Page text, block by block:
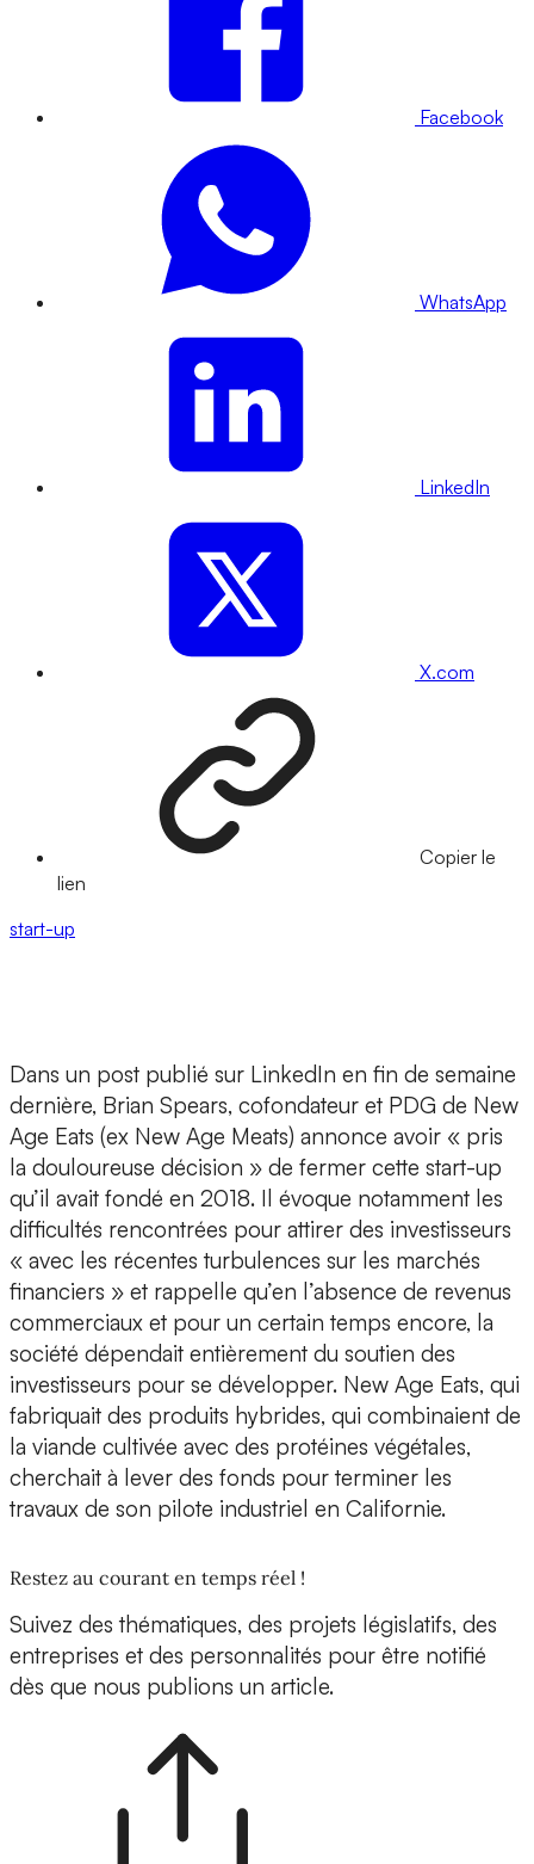
Facebook
WhatsApp
LinkedIn
X.com
Copier le
lien
start-up
Dans un post publié sur LinkedIn en fin de semaine
dernière, Brian Spears, cofondateur et PDG de New
Age Eats (ex New Age Meats) annonce avoir « pris
la douloureuse décision » de fermer cette start-up
qu’il avait fondé en 2018. Il évoque notamment les
difficultés rencontrées pour attirer des investisseurs
« avec les récentes turbulences sur les marchés
financiers » et rappelle qu’en l’absence de revenus
commerciaux et pour un certain temps encore, la
société dépendait entièrement du soutien des
investisseurs pour se développer. New Age Eats, qui
fabriquait des produits hybrides, qui combinaient de
la viande cultivée avec des protéines végétales,
cherchait à lever des fonds pour terminer les
travaux de son pilote industriel en Californie.
Restez au courant en temps réel !
Suivez des thématiques, des projets législatifs, des
entreprises et des personnalités pour être notifié
dès que nous publions un article.